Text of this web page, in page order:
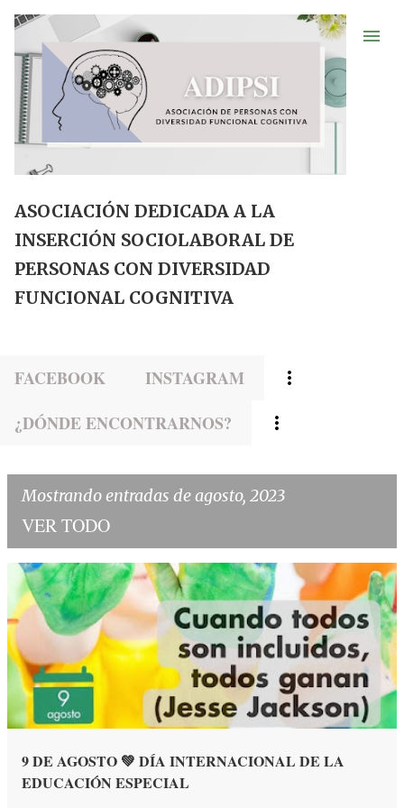
Ir al contenido principal
ASOCIACIÓN DEDICADA A LA
INSERCIÓN SOCIOLABORAL DE
PERSONAS CON DIVERSIDAD
FUNCIONAL COGNITIVA
FACEBOOK
INSTAGRAM
¿DÓNDE ENCONTRARNOS?
Mostrando entradas de agosto, 2023
VER TODO
E
n
t
9 DE AGOSTO 💚 DÍA INTERNACIONAL DE LA
EDUCACIÓN ESPECIAL